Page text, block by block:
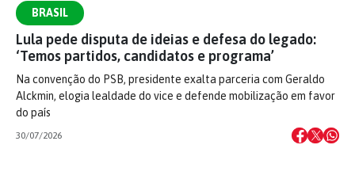
BRASIL
Lula pede disputa de ideias e defesa do legado:
‘Temos partidos, candidatos e programa’
Na convenção do PSB, presidente exalta parceria com Geraldo
Alckmin, elogia lealdade do vice e defende mobilização em favor
do país
30/07/2026